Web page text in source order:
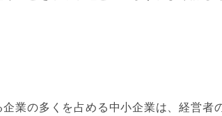
企業の多くを占める中小企業は、経営者